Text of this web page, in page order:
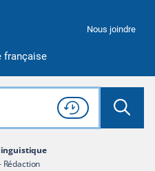
française
Nous joindre
Rechercher dans tout le site
Lancer
Consulter l'
Historique
de recherche
Rédaction